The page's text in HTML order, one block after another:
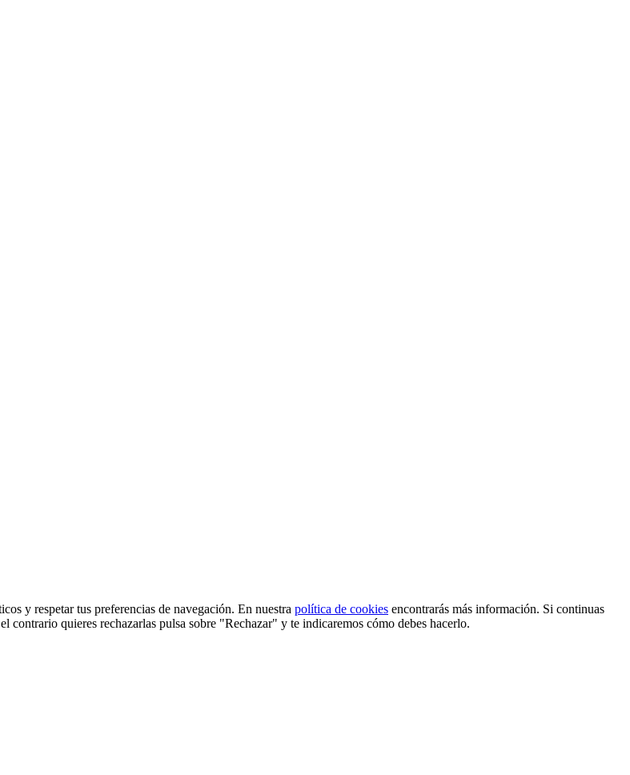
y respetar tus preferencias de navegación. En nuestra política de cookies encontrarás más información. Si continuas
quieres rechazarlas pulsa sobre "Rechazar" y te indicaremos cómo debes hacerlo.